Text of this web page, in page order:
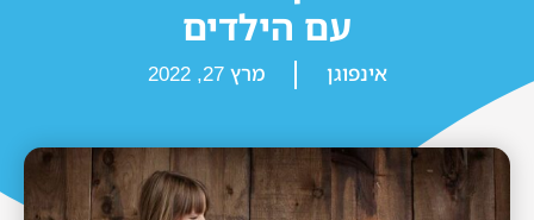
עם הילדים
אינפוגן מרץ 27, 2022